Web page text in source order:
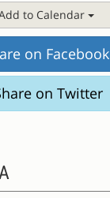
to Calendar
on Facebook
on Twitter